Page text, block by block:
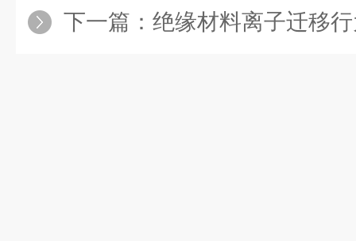
下一篇： 绝缘材料离子迁移行为